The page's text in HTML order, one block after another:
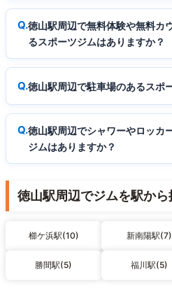
徳山駅周辺で無料体験や無料カ
るスポーツジムはありますか？
徳山駅周辺で駐車場のあるスポ
徳山駅周辺でシャワーやロッカ
ジムはありますか？
徳山駅周辺でジムを駅から
櫛ケ浜駅(10) 新南陽駅(7)
勝間駅(5) 福川駅(5)